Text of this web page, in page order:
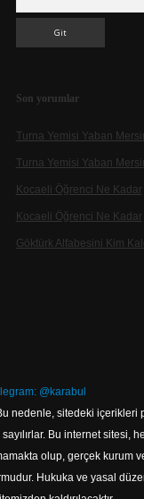
Son yorumlar
Turna Yemisi Yaban
Turna Yemisi Yaban
Kocaeli Öğrenci Ne Kadar
Kocaeli Öğrenci Ne Kadar
Göktürk Alfabesini Kim
@karabul
nedenle, sitedeki
Bu internet sitesi,
olup, gerçek kurum
Hukuka ve yasal